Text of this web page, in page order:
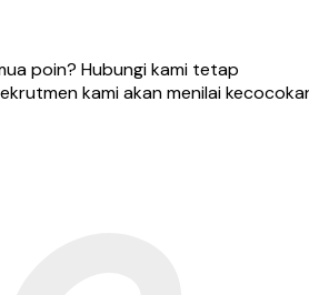
poin? Hubungi kami tetap
kami akan menilai